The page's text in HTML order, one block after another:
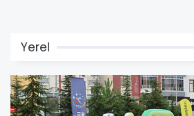
Yerel